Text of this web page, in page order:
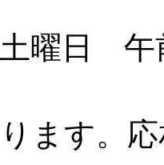
曜日 午
ます。